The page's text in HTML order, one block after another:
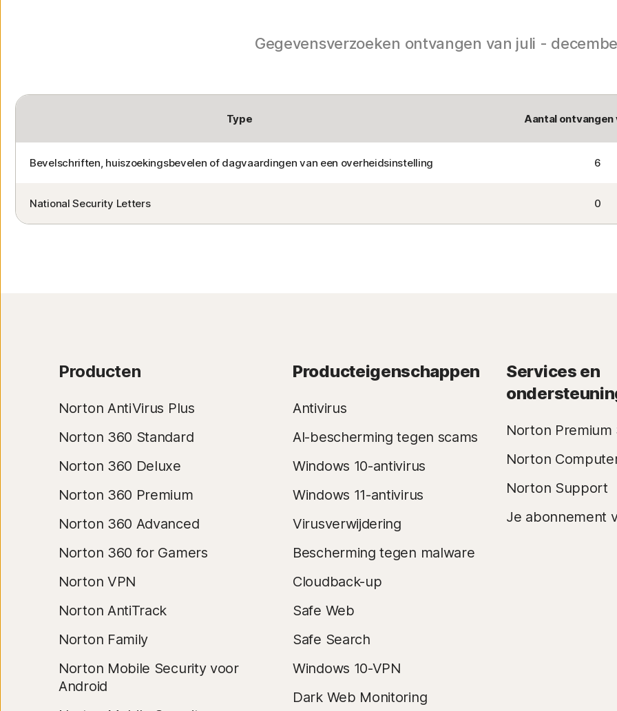
Gegevensverzoeken ontvangen van juli -
Type Aantal
Bevelschriften, huiszoekingsbevelen of dagvaardingen van een overheidsinstelling 6
National Security Letters 0
Producten
Norton AntiVirus Plus
Norton 360 Standard
Norton 360 Deluxe
Norton 360 Premium
Norton 360 Advanced
Norton 360 for Gamers
Norton VPN
Norton AntiTrack
Norton Family
Norton Mobile Security voor
Android
Producteigenschappen
Antivirus
AI-bescherming tegen scams
Windows 10-antivirus
Windows 11-antivirus
Virusverwijdering
Bescherming tegen malware
Cloudback-up
Safe Web
Safe Search
Windows 10-VPN
Dark Web Monitoring
Services en
Norton Premium
Norton
Norton Support
Je abonnement